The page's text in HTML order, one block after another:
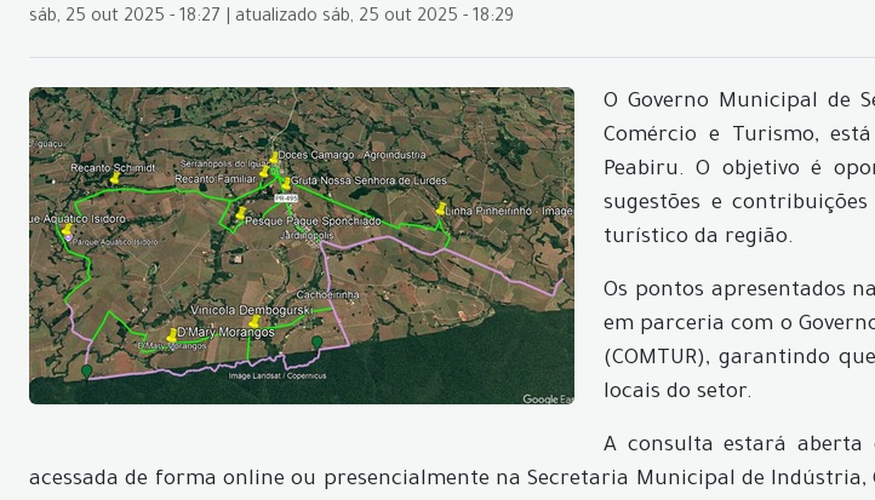
sáb, 25 out 2025 - 18:27 | atualizado sáb, 25 out 2025 - 18:29
O Governo Municipal de
Comércio e Turismo,
Peabiru. O objetivo é
sugestões e
turístico da região.
Os pontos apresentados
em parceria com o
(COMTUR), garantindo
locais do setor.
A consulta estará aberta
acessada de forma online ou presencialmente na Secretaria Municipal de Indústria,